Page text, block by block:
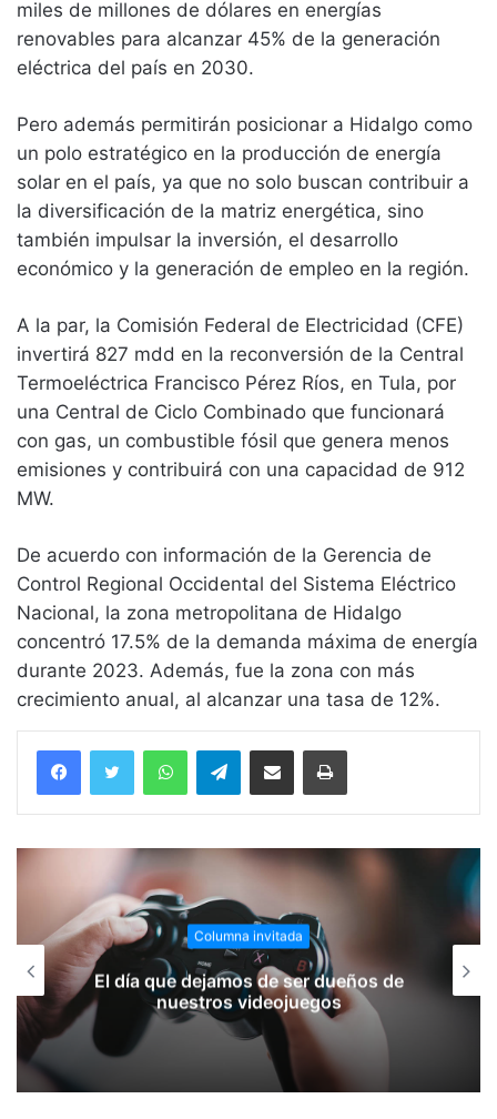
miles de millones de dólares en energías
renovables para alcanzar 45% de la generación
eléctrica del país en 2030.
Pero además permitirán posicionar a Hidalgo como
un polo estratégico en la producción de energía
solar en el país, ya que no solo buscan contribuir a
la diversificación de la matriz energética, sino
también impulsar la inversión, el desarrollo
económico y la generación de empleo en la región.
A la par, ​la Comisión Federal de Electricidad (CFE)
invertirá 827 mdd en la reconversión de la Central
Termoeléctrica Francisco Pérez Ríos, en Tula, por
una Central de Ciclo Combinado que funcionará
con gas, un combustible fósil que genera menos
emisiones y contribuirá con una capacidad de 912
MW.
De acuerdo con información de la Gerencia de
Control Regional Occidental del Sistema Eléctrico
Nacional, la zona metropolitana de Hidalgo
concentró 17.5% de la demanda máxima de energía
durante 2023. Además, fue la zona con más
crecimiento anual, al alcanzar una tasa de 12%.
WhatsAppTelegramCompartir vía email Imprimir
Columna invitada
El día que dejamos de ser dueños de
nuestros videojuegos